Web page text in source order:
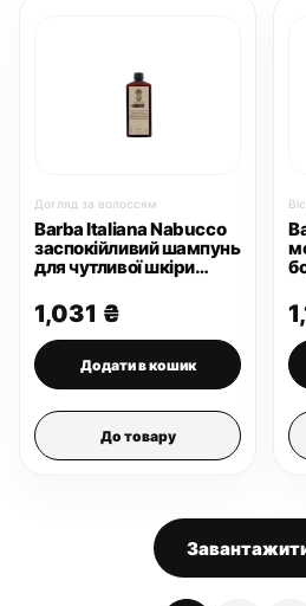
Догляд за волоссям
Barba Italiana Nabucco
заспокійливий шампунь
для чутливої шкіри
1,031 ₴
Додати в кошик
До товару